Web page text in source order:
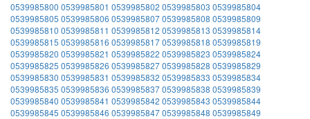
0539985800 0539985801 0539985802 0539985803 0539985804
0539985805 0539985806 05399858070539985808 0539985809
0539985810 0539985811 0539985812 0539985813 0539985814
0539985815 0539985816 05399858170539985818 0539985819
0539985820 0539985821 0539985822 0539985823 0539985824
0539985825 0539985826 05399858270539985828 0539985829
0539985830 0539985831 0539985832 0539985833 0539985834
0539985835 0539985836 05399858370539985838 0539985839
0539985840 0539985841 0539985842 0539985843 0539985844
0539985845 0539985846 05399858470539985848 0539985849